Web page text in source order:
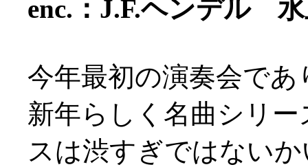
enc.：J.F.ヘンデル
今年最初の演奏会であ
新年らしく名曲シリ
スは渋すぎではない